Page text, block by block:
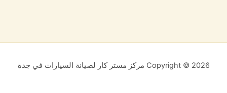
Copyright © 2026 مركز مستر كار لصيانة السيارات في جدة